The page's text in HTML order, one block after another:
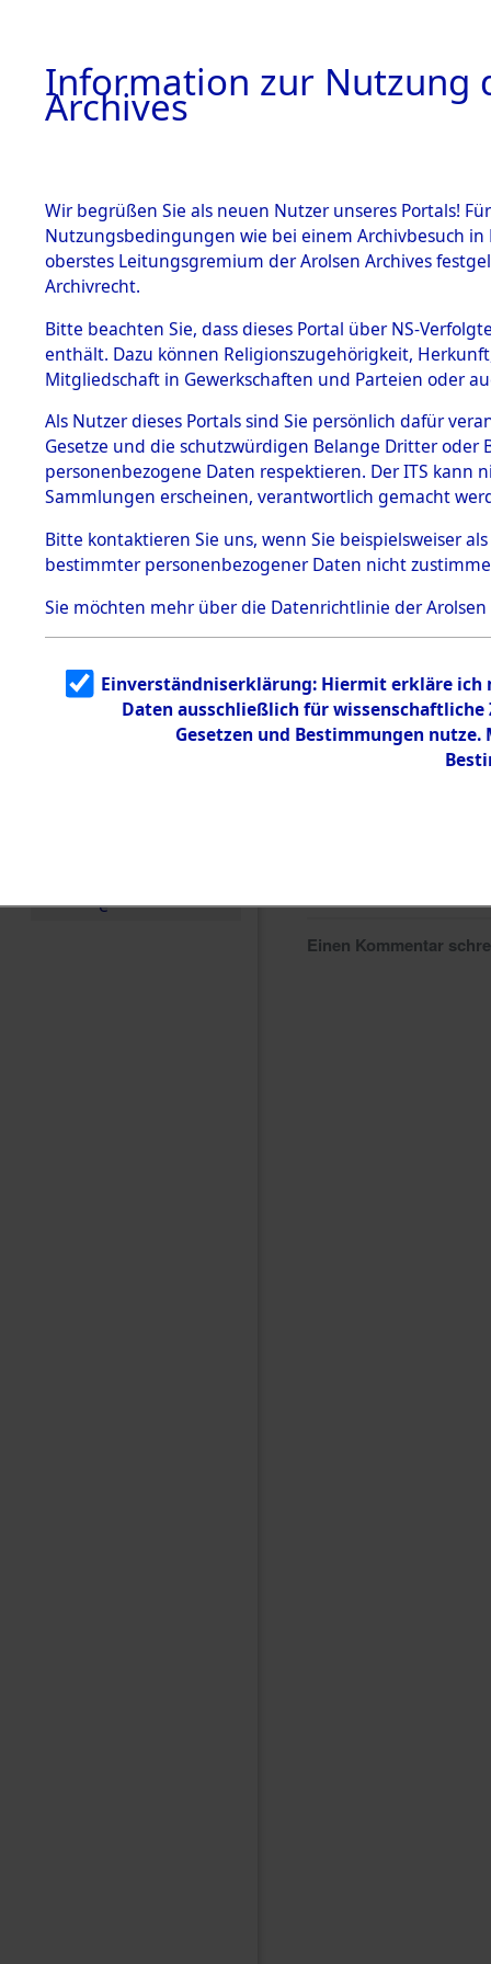
BESTÄNDE
1.
mente
5. Verschiedenes
5.3
Todesmärsche
5.3.1 Alliierte
Erhebungen
zu
Todesmärsch
en
5.3.2
g
5.3.3
Todesmärsch
e
Achmühle
Einen Kommentar
Information zur Nutzung
Archives
Wir begrüßen Sie als neuen Nutzer unseres Portals!
Nutzungsbedingungen wie bei einem Archivbesuch
oberstes Leitungsgremium der Arolsen Archives
Archivrecht.
Bitte beachten Sie, dass dieses Portal über NS-
enthält. Dazu können Religionszugehörigkeit,
Mitgliedschaft in Gewerkschaften und Parteien oder
Als Nutzer dieses Portals sind Sie persönlich dafür
Gesetze und die schutzwürdigen Belange Dritter
personenbezogene Daten respektieren. Der ITS
Sammlungen erscheinen, verantwortlich gemacht
Bitte kontaktieren Sie uns, wenn Sie beispielsweiser
bestimmter personenbezogener Daten nicht
Sie möchten mehr über die Datenrichtlinie der Arolsen
Einverständniserklärung: Hiermit erkläre ich
Daten ausschließlich für
Gesetzen und Bestimmungen